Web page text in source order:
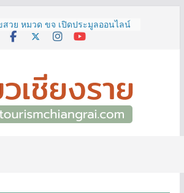
งรายหน้าฝน ให้ชุ่มฉ่ำหัวใจไปกับ
All the Feelings” เที่ยวให้สนุก
ขสวย หมวด ขจ เปิดประมูลออนไลน์
วันนี้ เลขเด่น เลขมงคล ความหมาย
ห้เลือกหลากหลายทั้ง 301 หมายเลข
ด ที่เที่ยวชมงานเทศกาลโล้ชิงช้า
ยงราย ที่ไม่ควรพลาด!